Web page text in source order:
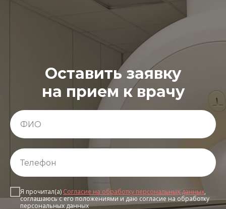
Оставить заявку
на прием к врачу
Я прочитал(а) Согласие на обработку персональных данных,
соглашаюсь с его положениями и даю согласие на обработку
персональных данных